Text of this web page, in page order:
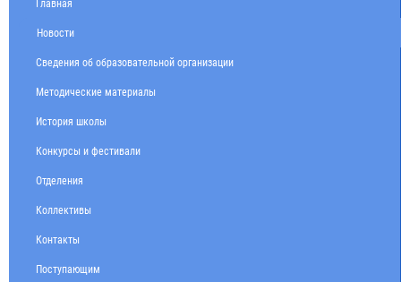
Главная
Новости
Сведения об образовательной организации
Методические материалы
История школы
Конкурсы и фестивали
Отделения
Коллективы
Контакты
Поступающим